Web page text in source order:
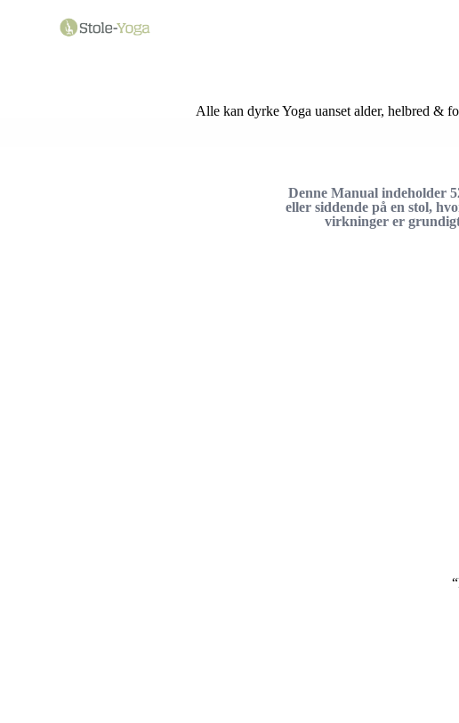
Alle kan dyrke Yoga uanset alder, helbred &
Denne Manual indeholder
eller siddende på en stol,
virkninger er grundigt